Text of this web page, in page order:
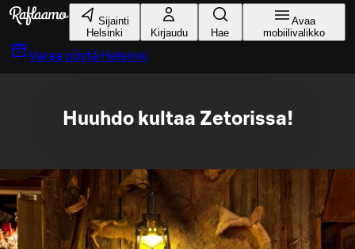
Siirry pääsisältöön
Sijainti
Helsinki
Kirjaudu Hae
Avaa
mobiilivalikko
Varaa pöytä Helsinki
Huuhdo kultaa Zetorissa!